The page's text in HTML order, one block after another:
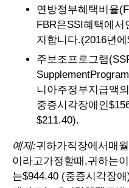
연방정부혜택비율
FBR은SSI혜택에
지합니다.(2016년
주보조프로그램
니아주정부지급액
중증시각장애인
$211.40).
예제:귀하가직장에서매
이라고가정할때,귀하는
는$944.40 (중증시각장